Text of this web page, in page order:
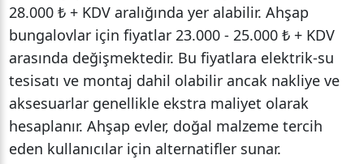
28.000 ₺ + KDV aralığında yer alabilir. Ahşap
bungalovlar için fiyatlar 23.000 - 25.000 ₺ + KDV
arasında değişmektedir. Bu fiyatlara elektrik-su
tesisatı ve montaj dahil olabilir ancak nakliye ve
aksesuarlar genellikle ekstra maliyet olarak
hesaplanır. Ahşap evler, doğal malzeme tercih
eden kullanıcılar için alternatifler sunar.